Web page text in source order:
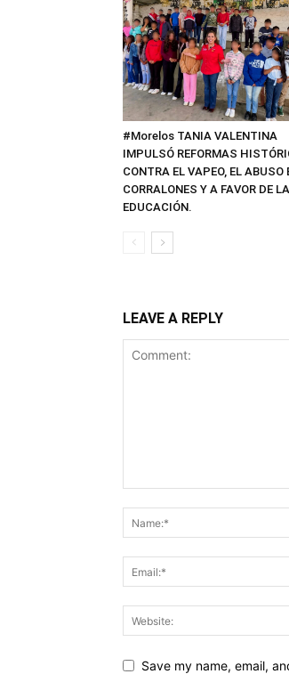
#Morelos TANIA VALENTINA
IMPULSÓ REFORMAS
CONTRA EL VAPEO, EL ABUSO
CORRALONES Y A FAVOR DE LA
EDUCACIÓN.
LEAVE A REPLY
Save my name, email,